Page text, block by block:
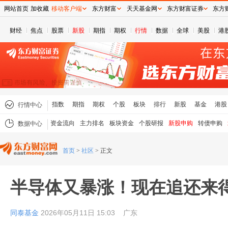
财经 焦点 股票 新股 期指 期权 行情 数据 全球 美股 港
行情中心 指数 期指 期权 个股 板块 排行 新股 基金 港股
数据中心 资金流向 主力排名 板块资金 个股研报 新股申购 转债申购
首页 > 社区 > 正文
半导体又暴涨！现在追还来
同泰基金 2026年05月11日 15:03 广东
网站首页 加收藏 移动客户端 东方财富 天天基金网 东方财富证券 东方